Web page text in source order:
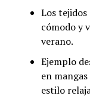
Los
cómodo y
verano.
Ejemplo
en
estilo